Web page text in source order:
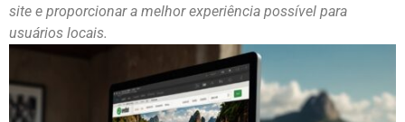
site e proporcionar a melhor experiência possível para
usuários locais.